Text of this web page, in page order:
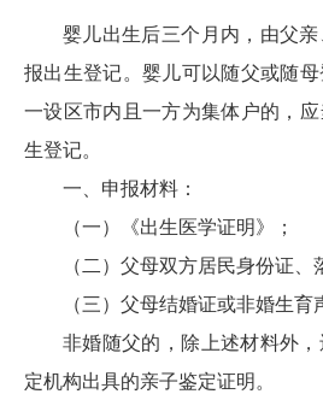
婴儿出生后三个月内，由父
报出生登记。婴儿可以随父或随
一设区市内且一方为集体户的，
生登记。
一、申报材料：
（一）《出生医学证明》；
（二）父母双方居民身份证、
（三）父母结婚证或非婚生育
非婚随父的，除上述材料外
定机构出具的亲子鉴定证明。